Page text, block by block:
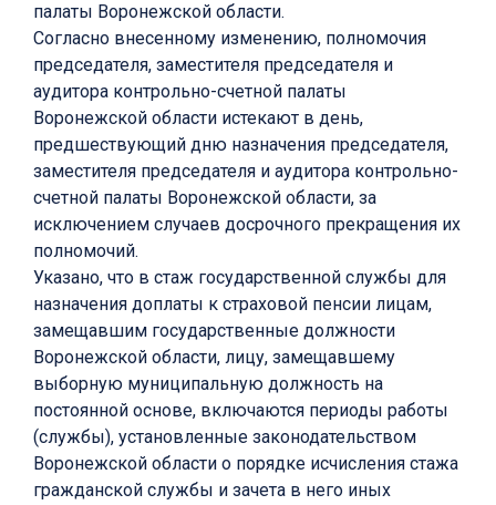
палаты Воронежской области.
Согласно внесенному изменению, полномочия
председателя, заместителя председателя и
аудитора контрольно-счетной палаты
Воронежской области истекают в день,
предшествующий дню назначения председателя,
заместителя председателя и аудитора контрольно-
счетной палаты Воронежской области, за
исключением случаев досрочного прекращения их
полномочий.
Указано, что в стаж государственной службы для
назначения доплаты к страховой пенсии лицам,
замещавшим государственные должности
Воронежской области, лицу, замещавшему
выборную муниципальную должность на
постоянной основе, включаются периоды работы
(службы), установленные законодательством
Воронежской области о порядке исчисления стажа
гражданской службы и зачета в него иных